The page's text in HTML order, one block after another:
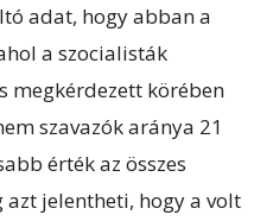
adat, hogy abban a
a szocialisták
megkérdezett körében
szavazók aránya 21
érték az összes
azt jelentheti, hogy a volt